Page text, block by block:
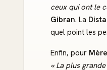
ceux qui ont le
Gibran. La
quel point les
Enfin, pour
« La plus grande